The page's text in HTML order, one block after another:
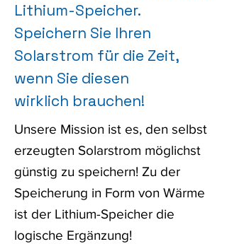
Lithium-Speicher.
Speichern Sie Ihren
Solarstrom für die Zeit,
wenn Sie diesen
wirklich brauchen!
Unsere Mission ist es, den selbst
erzeugten Solarstrom möglichst
günstig zu speichern! Zu der
Speicherung in Form von Wärme
ist der Lithium-Speicher die
logische Ergänzung!